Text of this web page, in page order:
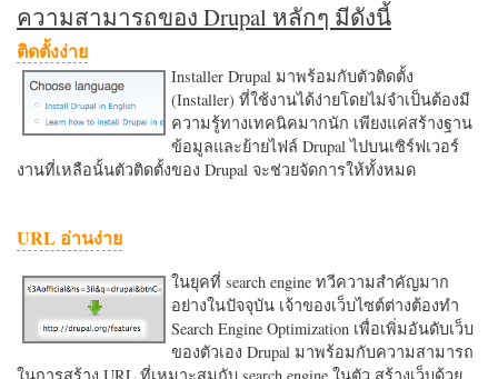
ความสามารถของ Drupal หลักๆ มีดังนี้
ติดตั้งง่าย
Installer Drupal มาพร้อมกับตัวติดตั้ง
(Installer) ที่ใช้งานได้ง่ายโดยไม่จำเป็นต้องมี
ความรู้ทางเทคนิคมากนัก เพียงแค่สร้างฐาน
ข้อมูลและย้ายไฟล์ Drupal ไปบนเซิร์ฟเวอร์
งานที่เหลือนั้นตัวติดตั้งของ Drupal จะช่วยจัดการให้ทั้งหมด
URL อ่านง่าย
ในยุคที่ search engine ทวีความสำคัญมาก
อย่างในปัจจุบัน เจ้าของเว็บไซต์ต่างต้องทำ
Search Engine Optimization เพื่อเพิ่มอันดับเว็บ
ของตัวเอง Drupal มาพร้อมกับความสามารถ